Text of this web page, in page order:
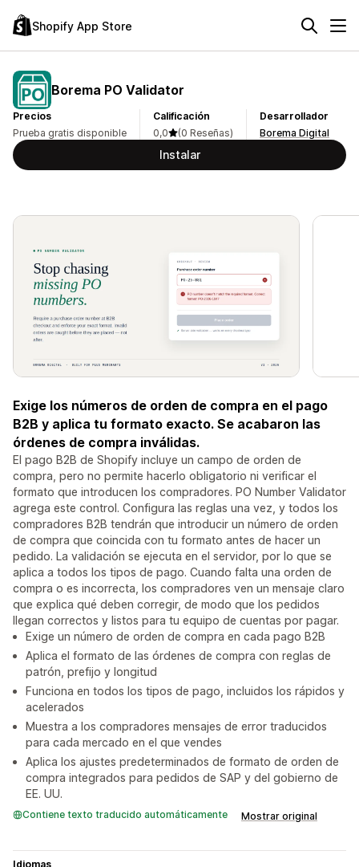
Shopify App Store
Borema PO Validator
Precios
Prueba gratis disponible
Calificación
0,0
(0 Reseñas)
Desarrollador
Borema Digital
Instalar
Exige los números de orden de compra en el pago
B2B y aplica tu formato exacto. Se acabaron las
órdenes de compra inválidas.
El pago B2B de Shopify incluye un campo de orden de
compra, pero no permite hacerlo obligatorio ni verificar el
formato que introducen los compradores. PO Number Validator
agrega este control. Configura las reglas una vez, y todos los
compradores B2B tendrán que introducir un número de orden
de compra que coincida con tu formato antes de hacer un
pedido. La validación se ejecuta en el servidor, por lo que se
aplica a todos los tipos de pago. Cuando falta una orden de
compra o es incorrecta, los compradores ven un mensaje claro
que explica qué deben corregir, de modo que los pedidos
llegan correctos y listos para tu equipo de cuentas por pagar.
Exige un número de orden de compra en cada pago B2B
Aplica el formato de las órdenes de compra con reglas de
patrón, prefijo y longitud
Funciona en todos los tipos de pago, incluidos los rápidos y
acelerados
Muestra a los compradores mensajes de error traducidos
para cada mercado en el que vendes
Aplica los ajustes predeterminados de formato de orden de
compra integrados para pedidos de SAP y del gobierno de
EE. UU.
Contiene texto traducido automáticamente Mostrar original
Idiomas